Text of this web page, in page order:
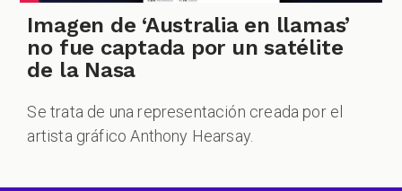
Imagen de ‘Australia en llamas’
no fue captada por un satélite
de la Nasa
Se trata de una representación creada por el
artista gráfico Anthony Hearsay.